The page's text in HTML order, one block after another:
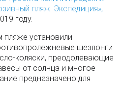
пляж. Экспедиция»,
году.
пляже установили
шезлонги
коляски, преодолевающие
от солнца и многое
предназначено для